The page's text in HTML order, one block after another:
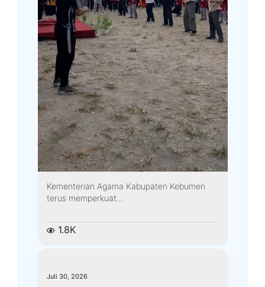
Kementerian Agama Kabupaten Kebumen
terus memperkuat...
1.8K
Juli 30, 2026